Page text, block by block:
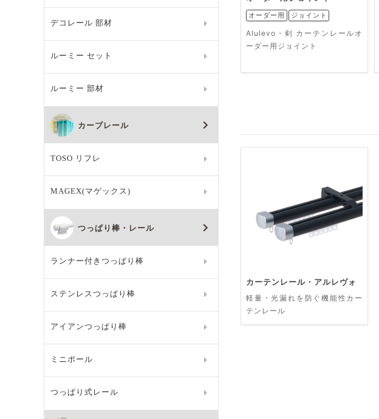
オーダー用 ジョイント
Alulevo・剣 カーテンレールオ
ーダー用ジョイント
カーテンレール・アルレヴォ
軽量・光漏れを防ぐ機能性カー
テンレール
デコレール 部材
ルーミー セット
ルーミー 部材
カーブレール
TOSO リフレ
MAGEX(マゲックス)
つっぱり棒・レール
ランナー付きつっぱり棒
ステンレスつっぱり棒
アイアンつっぱり棒
ミニポール
つっぱり式レール